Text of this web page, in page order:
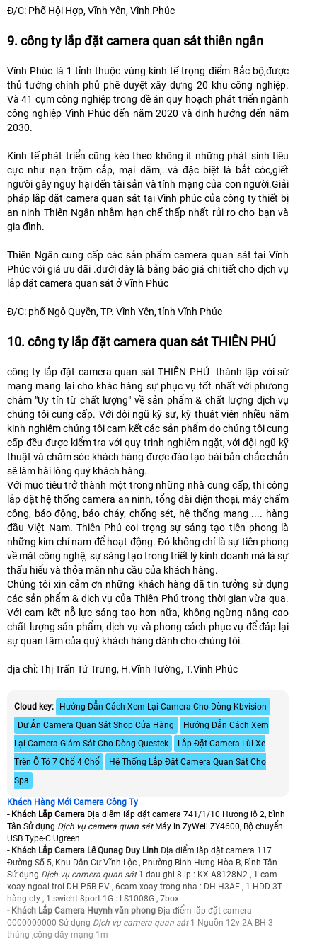
Đ/C: Phố Hội Hợp, Vĩnh Yên, Vĩnh Phúc
9. công ty lắp đặt camera quan sát thiên ngân
Vĩnh Phúc là 1 tỉnh thuộc vùng kinh tế trọng điểm Bắc bộ,được
thủ tướng chính phủ phê duyệt xây dựng 20 khu công nghiệp.
Và 41 cụm công nghiệp trong đề án quy hoạch phát triển ngành
công nghiệp Vĩnh Phúc đến năm 2020 và định hướng đến năm
2030.
Kinh tế phát triển cũng kéo theo không ít những phát sinh tiêu
cực như nạn trộm cắp, mại dâm,..và đặc biệt là bắt cóc,giết
người gây nguy hại đến tài sản và tính mạng của con người.Giải
pháp lắp đặt camera quan sát tại Vĩnh phúc của công ty thiết bị
an ninh Thiên Ngân nhằm hạn chế thấp nhất rủi ro cho bạn và
gia đình.
Thiên Ngân cung cấp các sản phẩm camera quan sát tại Vĩnh
Phúc với giá ưu đãi .dưới đây là bảng báo giá chi tiết cho dịch vụ
lắp đặt camera quan sát ở Vĩnh Phúc
Đ/C: phố Ngô Quyền, TP. Vĩnh Yên, tỉnh Vĩnh Phúc
10. công ty lắp đặt camera quan sát THIÊN PHÚ
công ty lắp đặt camera quan sát THIÊN PHÚ thành lập với sứ
mạng mang lại cho khác hàng sự phục vụ tốt nhất với phương
châm "Uy tín từ chất lượng" về sản phẩm & chất lượng dịch vụ
chúng tôi cung cấp. Với đội ngũ kỹ sư, kỹ thuật viên nhiều năm
kinh nghiệm chúng tôi cam kết các sản phẩm do chúng tôi cung
cấp đều được kiểm tra với quy trình nghiêm ngặt, với đội ngũ kỹ
thuật và chăm sóc khách hàng được đào tạo bài bản chắc chắn
sẽ làm hài lòng quý khách hàng.
Với mục tiêu trở thành một trong những nhà cung cấp, thi công
lắp đặt hệ thống camera an ninh, tổng đài điện thoại, máy chấm
công, báo động, báo cháy, chống sét, hệ thống mạng .... hàng
đầu Việt Nam. Thiên Phú coi trọng sự sáng tạo tiên phong là
những kim chỉ nam để hoạt động. Đó không chỉ là sự tiên phong
về mặt công nghệ, sự sáng tạo trong triết lý kinh doanh mà là sự
thấu hiểu và thỏa mãn nhu cầu của khách hàng.
Chúng tôi xin cảm ơn những khách hàng đã tin tưởng sử dụng
các sản phẩm & dịch vụ của Thiên Phú trong thời gian vừa qua.
Với cam kết nỗ lực sáng tạo hơn nữa, không ngừng nâng cao
chất lượng sản phẩm, dịch vụ và phong cách phục vụ để đáp lại
sự quan tâm của quý khách hàng dành cho chúng tôi.
địa chỉ: Thị Trấn Tứ Trưng, H.Vĩnh Tường, T.Vĩnh Phúc
Cloud key:
Hướng Dẫn Cách Xem Lại Camera Cho Dòng Kbvision
Dự Án Camera Quan Sát Shop Cửa Hàng
Hướng Dẫn Cách Xem
Lại Camera Giám Sát Cho Dòng Questek
Lắp Đặt Camera Lùi Xe
Trên Ô Tô 7 Chổ 4 Chổ
Hệ Thống Lắp Đặt Camera Quan Sát Cho
Spa
Khách Hàng Mới Camera Công Ty
- Khách Lắp Camera Địa điểm lăp đặt camera 741/1/10 Hương lộ 2, bình
Tân Sử dụng Dịch vụ camera quan sát Máy in ZyWell ZY4600, Bộ chuyển
USB Type-C Ugreen
- Khách Lắp Camera Lê Qunag Duy Linh Địa điểm lăp đặt camera 117
Đường Số 5, Khu Dân Cư Vĩnh Lộc , Phường Bình Hưng Hòa B, Bình Tân
Sử dụng Dịch vụ camera quan sát 1 dau ghi 8 ip : KX-A8128N2 , 1 cam
xoay ngoai troi DH-P5B-PV , 6cam xoay trong nha : DH-H3AE , 1 HDD 3T
hàng cty , 1 swicht 8port 1G : LS1008G , 7box
- Khách Lắp Camera Huynh văn phong Địa điểm lăp đặt camera
0000000000 Sử dụng Dịch vụ camera quan sát 1 Nguồn 12v-2A BH-3
tháng ,cộng dây mạng 1m